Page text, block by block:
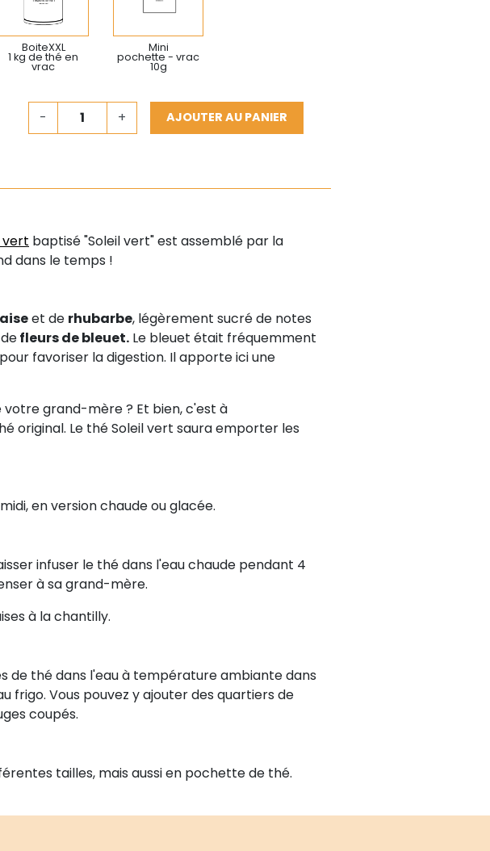
BoiteXXL
1 kg de thé en
vrac
Mini
pochette - vrac
10g
- + AJOUTER AU PANIER
baptisé "Soleil vert" est assemblé par la
dans le temps !
et de rhubarbe, légèrement sucré de notes
fleurs de bleuet. Le bleuet était fréquemment
favoriser la digestion. Il apporte ici une
votre grand-mère ? Et bien, c'est à
original. Le thé Soleil vert saura emporter les
en version chaude ou glacée.
infuser le thé dans l'eau chaude pendant 4
à sa grand-mère.
à la chantilly.
de thé dans l'eau à température ambiante dans
frigo. Vous pouvez y ajouter des quartiers de
coupés.
tailles, mais aussi en pochette de thé.